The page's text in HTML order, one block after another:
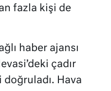
fazla kişi de
haber ajansı
çadır
Hava